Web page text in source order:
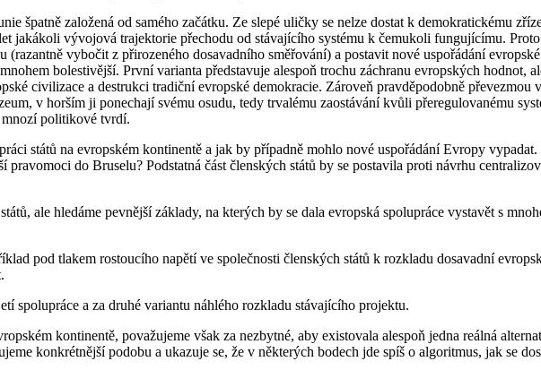
špatně založená od samého začátku. Ze slepé uličky se nelze dostat k demokratickému
jakákoli vývojová trajektorie přechodu od stávajícího systému k čemukoli fungujícímu. Proto
vybočit z přirozeného dosavadního směřování) a postavit nové uspořádání
bolestivější. První varianta představuje alespoň trochu záchranu evropských hodnot,
civilizace a destrukci tradiční evropské demokracie. Zároveň pravděpodobně
v horším ji ponechají svému osudu, tedy trvalému zaostávání kvůli přeregulovanému
politikové tvrdí.
států na evropském kontinentě a jak by případně mohlo nové uspořádání Evropy
pravomoci do Bruselu? Podstatná část členských států by se postavila proti návrhu
ale hledáme pevnější základy, na kterých by se dala evropská spolupráce vystavět s
pod tlakem rostoucího napětí ve společnosti členských států k rozkladu dosavadní
spolupráce a za druhé variantu náhlého rozkladu stávajícího projektu.
kontinentě, považujeme však za nezbytné, aby existovala alespoň jedna reálná
konkrétnější podobu a ukazuje se, že v některých bodech jde spíš o algoritmus, jak se